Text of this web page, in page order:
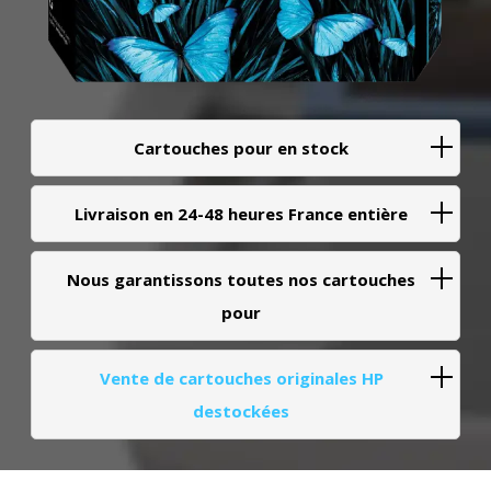
Cartouches pour en stock
Livraison en 24-48 heures France entière
Nous garantissons toutes nos cartouches
pour
Vente de cartouches originales HP
destockées